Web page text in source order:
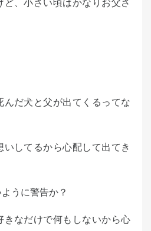
、小さい頃はかなりお父さ
んだ犬と父が出てくるってな
いしてるから心配して出てき
うに警告か？
きなだけで何もしないから心